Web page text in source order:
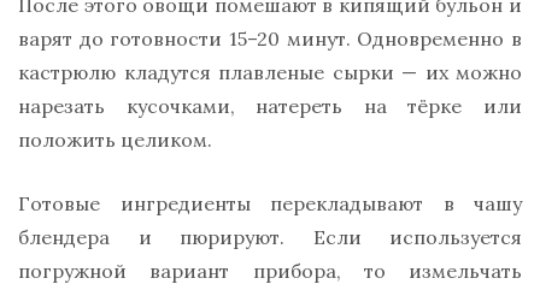
варят до готовности 15–20 минут. Одновременно в
кастрюлю кладутся плавленые сырки — их можно
нарезать кусочками, натереть на тёрке или
положить целиком.
Готовые ингредиенты перекладывают в чашу
блендера и пюрируют. Если используется
погружной вариант прибора, то измельчать